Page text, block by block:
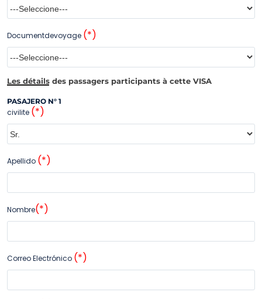
Documentdevoyage (*)
Les détails des passagers participants à cette VISA
PASAJERO N° 1
civilite (*)
Apellido (*)
Nombre(*)
Correo Electrónico (*)